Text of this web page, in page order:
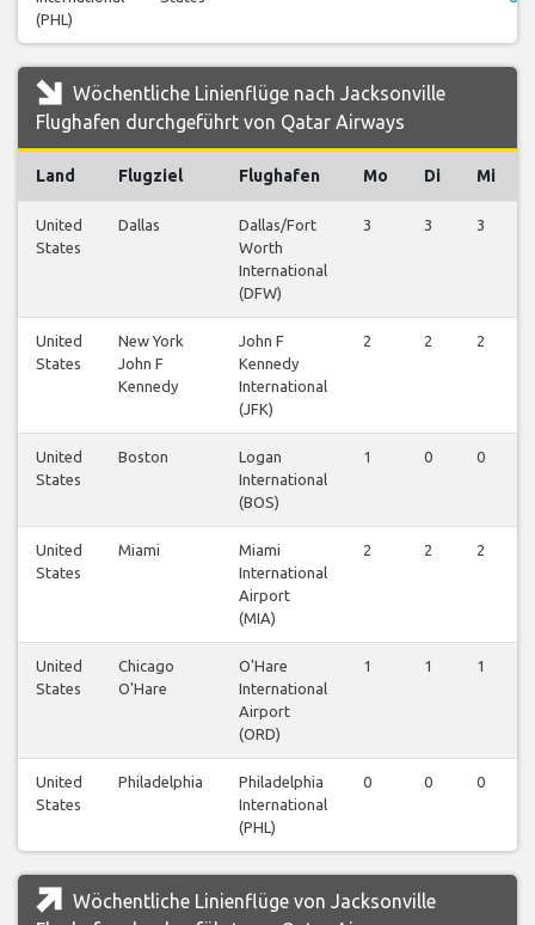
(PHL)
Wöchentliche Linienflüge nach Jacksonville
Flughafen durchgeführt von Qatar Airways
Land Flugziel Flughafen Mo Di Mi
United
States
Dallas
Dallas/Fort
Worth
International
(DFW)
3 3 3
United
States
New York
John F
Kennedy
John F
Kennedy
International
(JFK)
2 2 2
United
States
Boston
Logan
International
(BOS)
1 0 0
United
States
Miami
Miami
International
Airport
(MIA)
2 2 2
United
States
Chicago
O'Hare
O'Hare
International
Airport
(ORD)
1 1 1
United
States
Philadelphia
Philadelphia
International
(PHL)
0 0 0
Wöchentliche Linienflüge von Jacksonville